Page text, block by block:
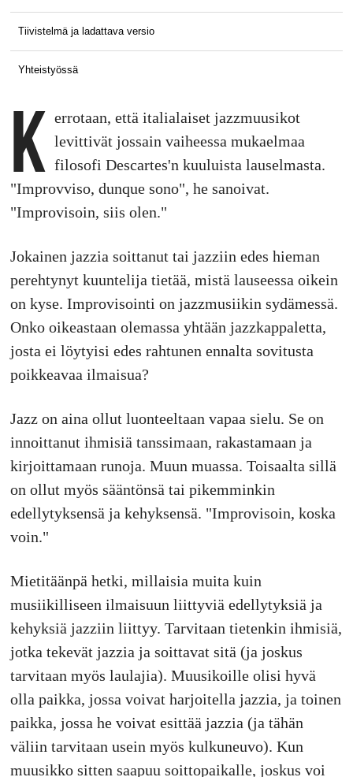
Tiivistelmä ja ladattava versio
Yhteistyössä
K errotaan, että italialaiset jazzmuusikot
levittivät jossain vaiheessa mukaelmaa
filosofi Descartes'n kuuluista lauselmasta.
"Improvviso, dunque sono", he sanoivat.
"Improvisoin, siis olen."
Jokainen jazzia soittanut tai jazziin edes hieman
perehtynyt kuuntelija tietää, mistä lauseessa oikein
on kyse. Improvisointi on jazzmusiikin sydämessä.
Onko oikeastaan olemassa yhtään jazzkappaletta,
josta ei löytyisi edes rahtunen ennalta sovitusta
poikkeavaa ilmaisua?
Jazz on aina ollut luonteeltaan vapaa sielu. Se on
innoittanut ihmisiä tanssimaan, rakastamaan ja
kirjoittamaan runoja. Muun muassa. Toisaalta sillä
on ollut myös sääntönsä tai pikemminkin
edellytyksensä ja kehyksensä. "Improvisoin, koska
voin."
Mietitäänpä hetki, millaisia muita kuin
musiikilliseen ilmaisuun liittyviä edellytyksiä ja
kehyksiä jazziin liittyy. Tarvitaan tietenkin ihmisiä,
jotka tekevät jazzia ja soittavat sitä (ja joskus
tarvitaan myös laulajia). Muusikoille olisi hyvä
olla paikka, jossa voivat harjoitella jazzia, ja toinen
paikka, jossa he voivat esittää jazzia (ja tähän
väliin tarvitaan usein myös kulkuneuvo). Kun
muusikko sitten saapuu soittopaikalle, joskus voi